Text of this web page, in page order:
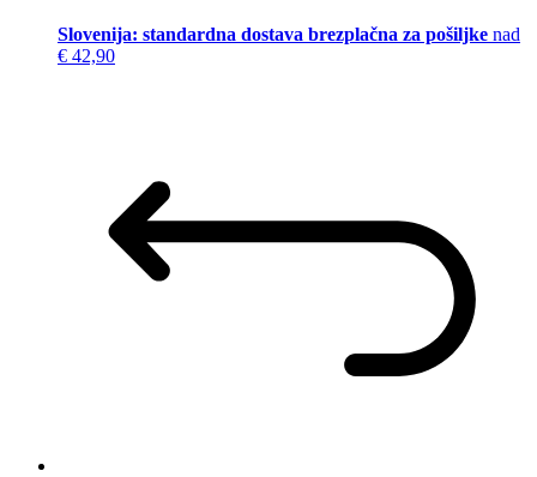
Slovenija: standardna dostava brezplačna za pošiljke nad
€ 42,90